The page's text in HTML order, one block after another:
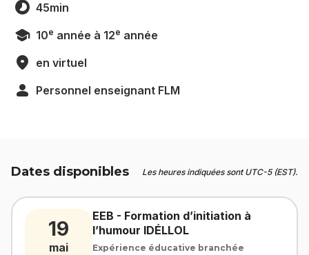
45min
10e année à 12e année
en virtuel
Personnel enseignant FLM
Dates disponibles Les heures indiquées sont UTC-5 (EST).
19
mai
EEB - Formation d’initiation à
l’humour IDÉLLOL
Expérience éducative branchée